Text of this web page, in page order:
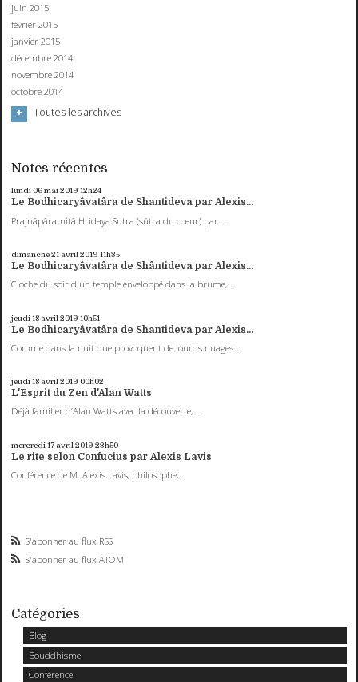
juin 2015
février 2015
janvier 2015
décembre 2014
novembre 2014
octobre 2014
Toutes les archives
Notes récentes
lundi 06mai 2019 12h24
Le Bodhicaryâvatâra de Shantideva par Alexis...
Prajnâpâramitâ Hridaya Sutra (sûtra du coeur) par...
dimanche 21 avril 2019 11h35
Le Bodhicaryâvatâra de Shântideva par Alexis...
Cloche du soir d'un temple enveloppé dans la brume,...
jeudi 18 avril 2019 10h51
Le Bodhicaryâvatâra de Shantideva par Alexis...
Comme dans la nuit que provoquent de lourds nuages...
jeudi 18 avril 2019 00h02
L'Esprit du Zen d'Alan Watts
Déjà familier d’Alan Watts avec la découverte,...
mercredi 17 avril 2019 23h50
Le rite selon Confucius par Alexis Lavis
Conférence de M. Alexis Lavis, philosophe,...
S'abonner au flux RSS
S'abonner au flux ATOM
Catégories
Blog
Bouddhisme
Conférence